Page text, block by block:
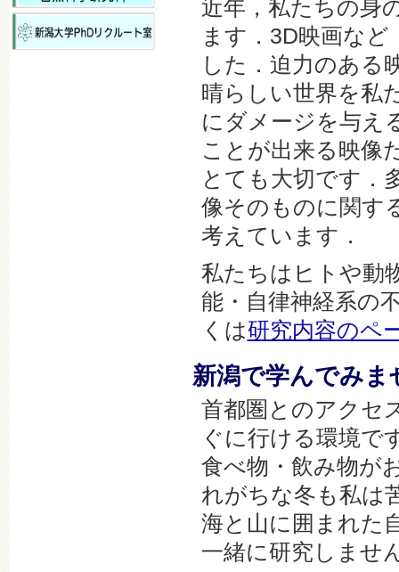
近年，私たちの身
ます．3D映画な
した．迫力のある
晴らしい世界を私
にダメージを与え
ことが出来る映像
とても大切です．
像そのものに関す
考えています．
私たちはヒトや動
能・自律神経系の
くは研究内容のペ
新潟で学んでみま
首都圏とのアクセ
ぐに行ける環境で
食べ物・飲み物が
れがちな冬も私は
海と山に囲まれた
一緒に研究しませ